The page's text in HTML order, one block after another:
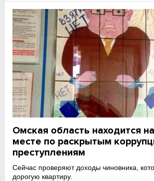
Омская область находится
месте по раскрытым
преступлениям
Сейчас проверяют доходы чиновника,
дорогую квартиру.